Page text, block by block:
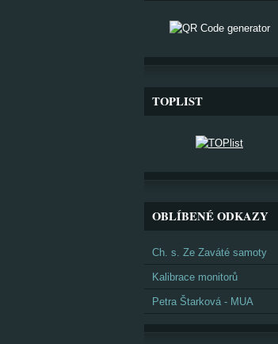
TOPLIST
OBLÍBENÉ ODKAZY
Ch. s. Ze Zaváté samoty
Kalibrace monitorů
Petra Štarková - MUA